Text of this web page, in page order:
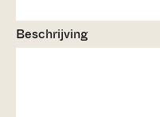
Beschrijving